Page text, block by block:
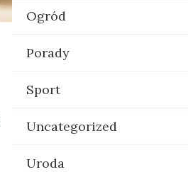
Ogród
Porady
Sport
Uncategorized
Uroda